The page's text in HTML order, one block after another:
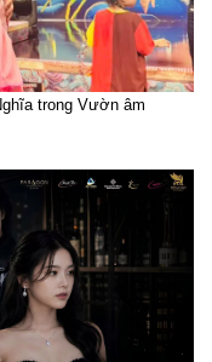
trong Vườn âm